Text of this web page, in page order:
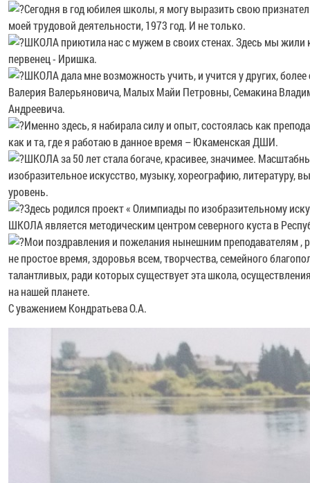
Сегодня в год юбилея школы, я могу выразить свою
моей трудовой деятельности, 1973 год. И не только.
ШКОЛА приютила нас с мужем в своих стенах. Здесь мы жили
первенец - Иришка.
ШКОЛА дала мне возможность учить, и учится у других,
Валерия Валерьяновича, Малых Майи Петровны, Семакина
Андреевича.
Именно здесь, я набирала силу и опыт, состоялась как
как и та, где я работаю в данное время – Юкаменская ДШИ.
ШКОЛА за 50 лет стала богаче, красивее, значимее.
изобразительное искусство, музыку, хореографию, литературу,
уровень.
Здесь родился проект « Олимпиады по изобразительному
ШКОЛА является методическим центром северного куста в
Мои поздравления и пожелания нынешним преподавателям ,
не простое время, здоровья всем, творчества, семейного
талантливых, ради которых существует эта школа,
на нашей планете.
С уважением Кондратьева О.А.